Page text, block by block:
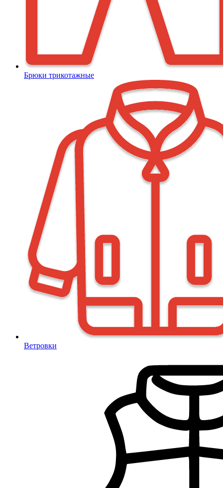
Брюки трикотажные
Ветровки